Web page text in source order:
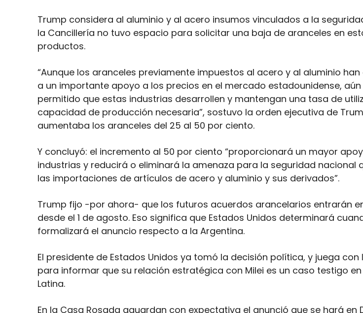
Trump considera al aluminio y al acero insumos vinculados a la
la Cancillería no tuvo espacio para solicitar una baja de aranceles en
productos.
“Aunque los aranceles previamente impuestos al acero y al aluminio
a un importante apoyo a los precios en el mercado estadounidense, aún
permitido que estas industrias desarrollen y mantengan una tasa de
capacidad de producción necesaria”, sostuvo la orden ejecutiva de
aumentaba los aranceles del 25 al 50 por ciento.
Y concluyó: el incremento al 50 por ciento “proporcionará un mayor
industrias y reducirá o eliminará la amenaza para la seguridad nacional
las importaciones de artículos de acero y aluminio y sus derivados”.
Trump fijo -por ahora- que los futuros acuerdos arancelarios entrarán
desde el 1 de agosto. Eso significa que Estados Unidos determinará
formalizará el anuncio respecto a la Argentina.
El presidente de Estados Unidos ya tomó la decisión política, y juega
para informar que su relación estratégica con Milei es un caso testigo
Latina.
En la Casa Rosada aguardan con expectativa el anunció que se hará en